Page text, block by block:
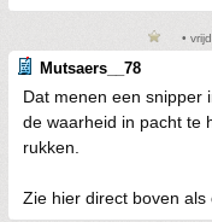
•
Mutsaers__78
Dat menen een snipper
de waarheid in pacht te
rukken.
Zie hier direct boven als